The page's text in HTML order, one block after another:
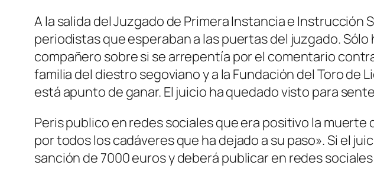
A la salida del Juzgado de Primera Instancia e
periodistas que esperaban a las puertas del juzgado.
compañero sobre si se arrepentía por el comentario
familia del diestro segoviano y a la Fundación del Toro de
está apunto de ganar. El juicio ha quedado visto para
Peris publico en redes sociales que era positivo la
por todos los cadáveres que ha dejado a su paso». Si el
sanción de 7000 euros y deberá publicar en redes